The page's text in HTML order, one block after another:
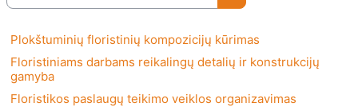
Search courses
Plokštuminių floristinių kompozicijų kūrimas
Floristiniams darbams reikalingų detalių ir konstrukcijų
gamyba
Floristikos paslaugų teikimo veiklos organizavimas